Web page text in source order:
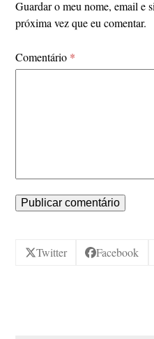
Guardar o meu nome, email e
próxima vez que eu comentar.
Comentário *
Twitter Facebook